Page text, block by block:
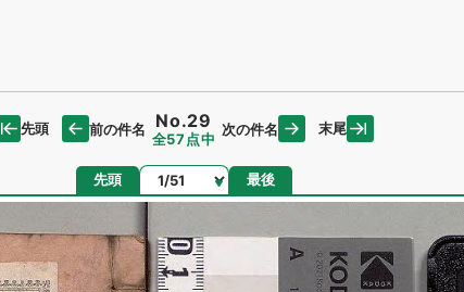
先頭 前の件名 No.29
全57点中
次の件名 末尾
先頭 ページ 最後